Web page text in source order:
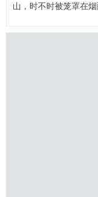
山，时不时被笼罩在